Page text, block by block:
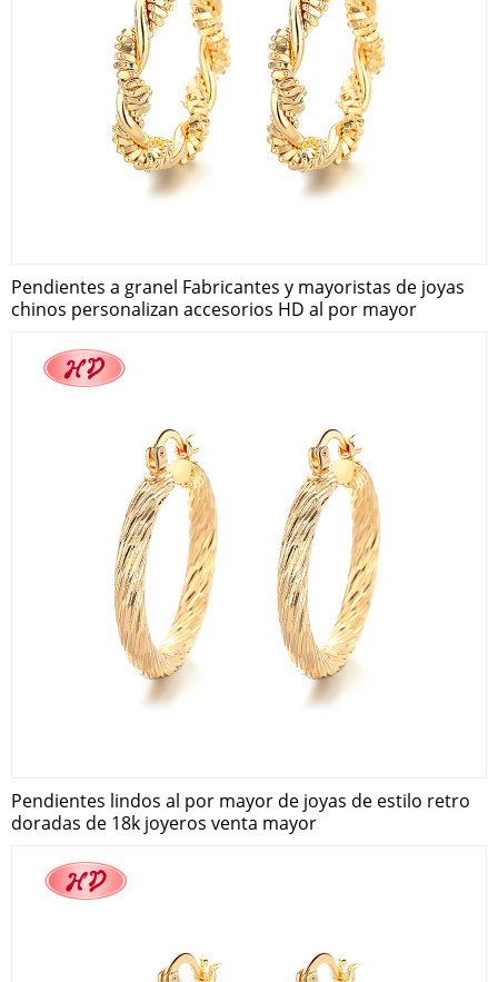
Pendientes a granel Fabricantes y mayoristas de joyas
chinos personalizan accesorios HD al por mayor
Pendientes lindos al por mayor de joyas de estilo retro
doradas de 18k joyeros venta mayor